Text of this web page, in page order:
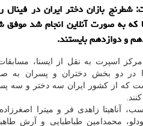
شطرنج بازان دختر ایران در
كه به صورت آنلاین انجام شد
و دوازدهم بایستند.
اسپرت به نقل از ایسنا،
در دو بخش دختران و پسران به
که از کشور ایران سه دختر و سه
آناهیتا زاهدی فر و میترا
محمدامین طباطبایی و آرش